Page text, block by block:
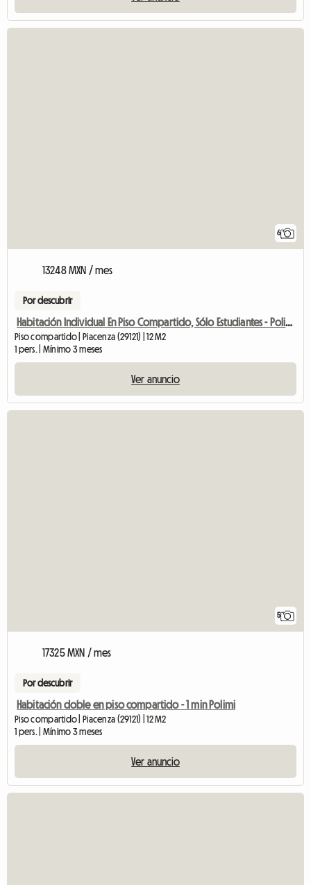
6
13248 MXN / mes
Por descubrir
Habitación Individual En Piso Compartido, Sólo Estudiantes - Polimi, UCSC
Piso compartido | Piacenza (29121) | 12 M2
1 pers. | Mínimo 3 meses
Ver anuncio
5
17325 MXN / mes
Por descubrir
Habitación doble en piso compartido - 1 min Polimi
Piso compartido | Piacenza (29121) | 12 M2
1 pers. | Mínimo 3 meses
Ver anuncio